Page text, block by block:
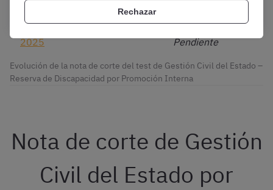
2025 Pendiente
Evolución de la nota de corte del test de Gestión Civil del Estado –
Reserva de Discapacidad por Promoción Interna
Nota de corte de Gestión
Civil del Estado por
Rechazar